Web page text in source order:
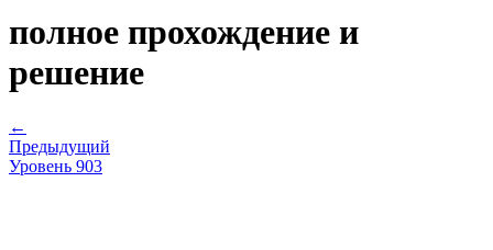
полное прохождение и
решение
←
Предыдущий
Уровень 903